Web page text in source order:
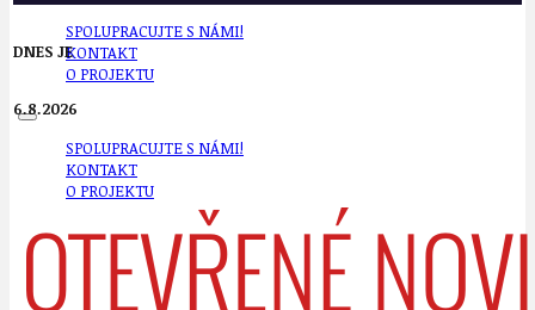
SPOLUPRACUJTE S NÁMI!
KONTAKT
O PROJEKTU
SPOLUPRACUJTE S NÁMI!
KONTAKT
O PROJEKTU
DNES JE
6.8.2026